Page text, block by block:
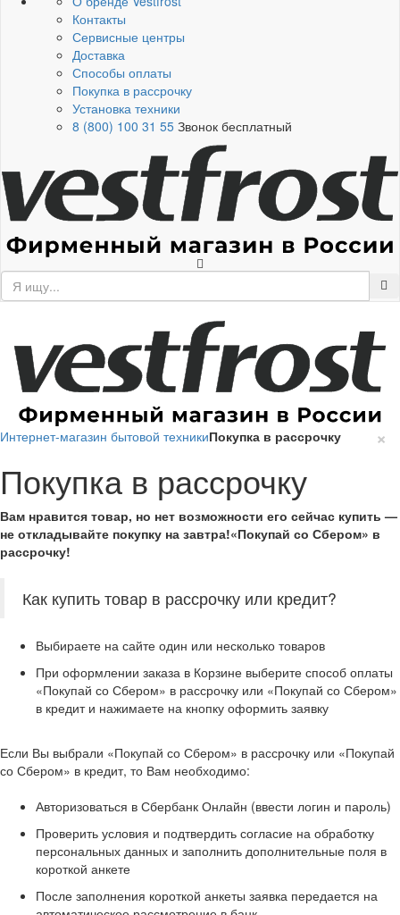
Контакты
Сервисные центры
Доставка
Способы оплаты
Покупка в рассрочку
Установка техники
8 (800) 100 31 55 Звонок бесплатный
×
Интернет-магазин бытовой техникиПокупка в рассрочку
Покупка в рассрочку
Вам нравится товар, но нет возможности его сейчас купить —
не откладывайте покупку на завтра!«Покупай со Сбером» в
рассрочку!
Как купить товар в рассрочку или кредит?
Выбираете на сайте один или несколько товаров
При оформлении заказа в Корзине выберите способ оплаты
«Покупай со Сбером» в рассрочку или «Покупай со Сбером»
в кредит и нажимаете на кнопку оформить заявку
Если Вы выбрали «Покупай со Сбером» в рассрочку или «Покупай
со Сбером» в кредит, то Вам необходимо:
Авторизоваться в Сбербанк Онлайн (ввести логин и пароль)
Проверить условия и подтвердить согласие на обработку
персональных данных и заполнить дополнительные поля в
короткой анкете
После заполнения короткой анкеты заявка передается на